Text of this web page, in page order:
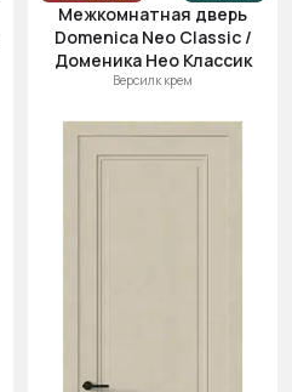
Межкомнатная дверь
Domenica Neo Classic /
Доменика Нео Классик
Версилк крем